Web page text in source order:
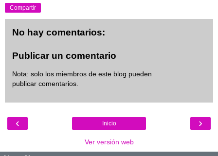
Compartir
No hay comentarios:
Publicar un comentario
Nota: solo los miembros de este blog pueden
publicar comentarios.
‹ ›
Inicio
Ver versión web